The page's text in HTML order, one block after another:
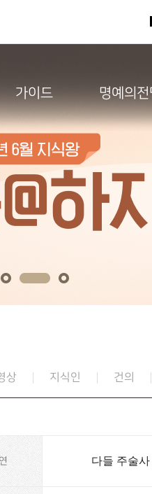
가이드 명예의
상 지식인 건의
다들 주술